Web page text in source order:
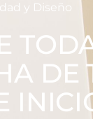
DE
y Diseño